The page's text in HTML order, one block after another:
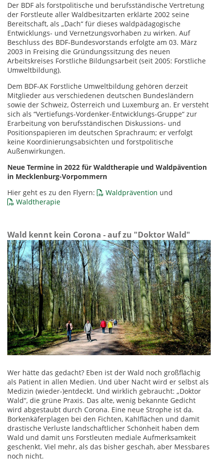
Der BDF als forstpolitische und berufsständische Vertretung
der Forstleute aller Waldbesitzarten erklärte 2002 seine
Bereitschaft, als „Dach“ für dieses waldpädagogische
Entwicklungs- und Vernetzungsvorhaben zu wirken. Auf
Beschluss des BDF-Bundesvorstands erfolgte am 03. März
2003 in Freising die Gründungssitzung des neuen
Arbeitskreises Forstliche Bildungsarbeit (seit 2005: Forstliche
Umweltbildung).
Dem BDF-AK Forstliche Umweltbildung gehören derzeit
Mitglieder aus verschiedenen deutschen Bundesländern
sowie der Schweiz, Österreich und Luxemburg an. Er versteht
sich als “Vertiefungs-Vordenker-Entwicklungs-Gruppe“ zur
Erarbeitung von berufsständischen Diskussions- und
Positionspapieren im deutschen Sprachraum; er verfolgt
keine Koordinierungsabsichten und forstpolitische
Außenwirkungen.
Neue Termine in 2022 für Waldtherapie und Waldpävention
in Mecklenburg-Vorpommern
Hier geht es zu den Flyern:
Waldprävention und
Waldtherapie
Wald kennt kein Corona - auf zu "Doktor Wald"
Wer hätte das gedacht? Eben ist der Wald noch großflächig
als Patient in allen Medien. Und über Nacht wird er selbst als
Medizin (wieder-)entdeckt. Und wirklich gebraucht: „Doktor
Wald“, die grüne Praxis. Das alte, wenig bekannte Gedicht
wird abgestaubt durch Corona. Eine neue Strophe ist da.
Borkenkäferplagen bei den Fichten, Kahlflächen und damit
drastische Verluste landschaftlicher Schönheit haben dem
Wald und damit uns Forstleuten mediale Aufmerksamkeit
geschenkt. Viel mehr, als das bisher geschah, aber Messbares
noch nicht.